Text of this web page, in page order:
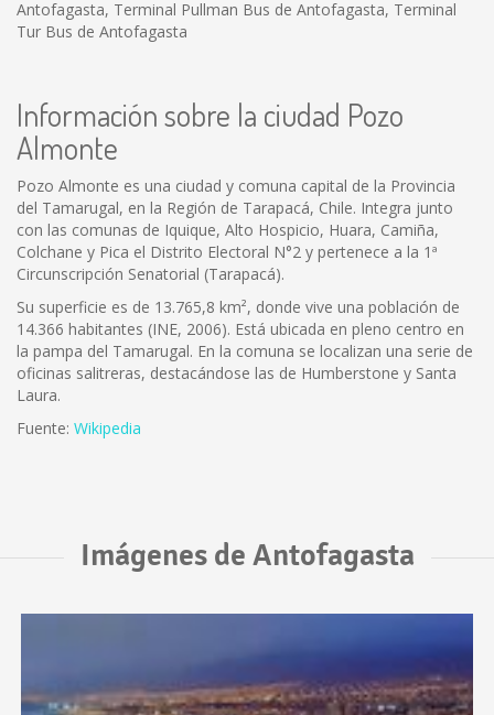
Antofagasta, Terminal Pullman Bus de Antofagasta, Terminal
Tur Bus de Antofagasta
Información sobre la ciudad Pozo
Almonte
Pozo Almonte es una ciudad y comuna capital de la Provincia
del Tamarugal, en la Región de Tarapacá, Chile. Integra junto
con las comunas de Iquique, Alto Hospicio, Huara, Camiña,
Colchane y Pica el Distrito Electoral N°2 y pertenece a la 1ª
Circunscripción Senatorial (Tarapacá).
Su superficie es de 13.765,8 km², donde vive una población de
14.366 habitantes (INE, 2006). Está ubicada en pleno centro en
la pampa del Tamarugal. En la comuna se localizan una serie de
oficinas salitreras, destacándose las de Humberstone y Santa
Laura.
Fuente: Wikipedia
Imágenes de Antofagasta